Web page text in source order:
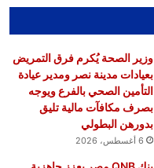
وزير الصحة يُكرم فرق التمريض
بعيادات مدينة نصر ومدير عيادة
التأمين الصحي بالفرع ويوجه
بصرف مكافآت مالية تليق
بدورهن البطولي
6 أغسطس، 2026